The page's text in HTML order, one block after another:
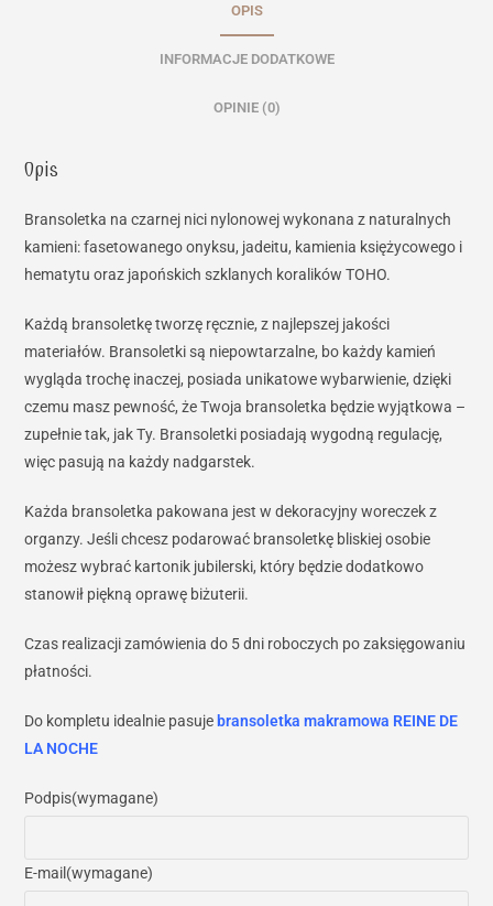
OPIS
INFORMACJE DODATKOWE
OPINIE (0)
Opis
Bransoletka na czarnej nici nylonowej wykonana z naturalnych
kamieni: fasetowanego onyksu, jadeitu, kamienia księżycowego i
hematytu oraz japońskich szklanych koralików TOHO.
Każdą bransoletkę tworzę ręcznie, z najlepszej jakości
materiałów. Bransoletki są niepowtarzalne, bo każdy kamień
wygląda trochę inaczej, posiada unikatowe wybarwienie, dzięki
czemu masz pewność, że Twoja bransoletka będzie wyjątkowa –
zupełnie tak, jak Ty. Bransoletki posiadają wygodną regulację,
więc pasują na każdy nadgarstek.
Każda bransoletka pakowana jest w dekoracyjny woreczek z
organzy. Jeśli chcesz podarować bransoletkę bliskiej osobie
możesz wybrać kartonik jubilerski, który będzie dodatkowo
stanowił piękną oprawę biżuterii.
Czas realizacji zamówienia do 5 dni roboczych po zaksięgowaniu
płatności.
Do kompletu idealnie pasuje bransoletka makramowa REINE DE
LA NOCHE
Podpis(wymagane)
E-mail (wymagane)